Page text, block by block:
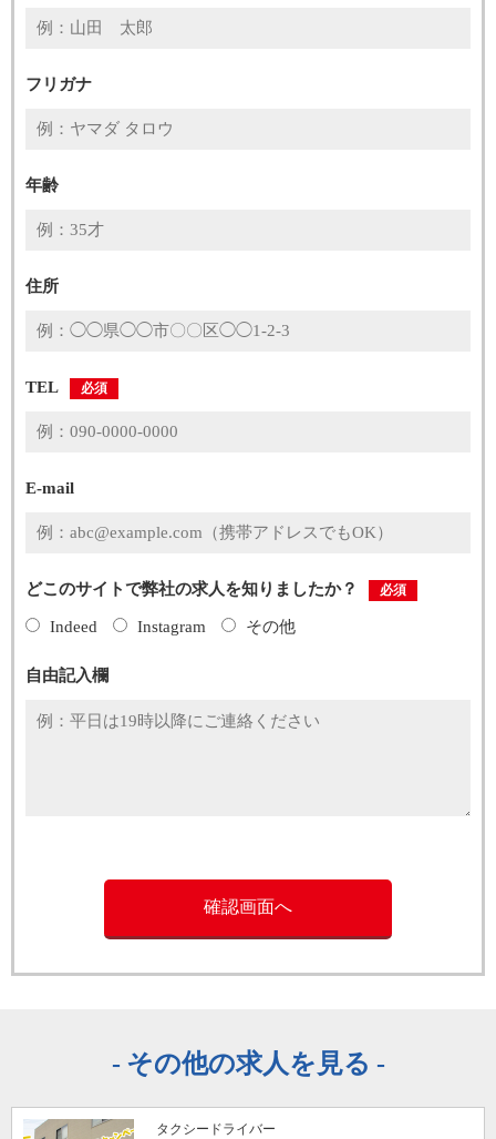
フリガナ
年齢
住所
TEL 必須
E-mail
どこのサイトで弊社の求人を知りましたか？ 必須
Indeed Instagram その他
自由記入欄
その他の求人を見る
タクシードライバー